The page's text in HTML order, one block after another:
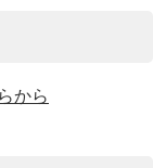
から